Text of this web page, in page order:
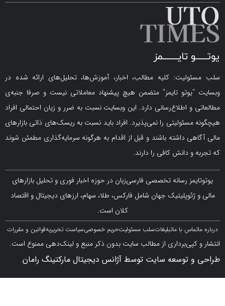
کلیه مطالب، اخبار، آموزش‌ها، تحلیل‌های ارائه شده در
تایمز” متضمن هیچ پیشنهاد معاملاتی نیست و صرفا جنبه‌ی
اطلاع‌رسانی دارد. این وبسایت نسبت به ضرر و زیان احتمالی افراد
را نمی‌پذیرد. افراد باید نسبت به ریسک‌های ذاتی بازارهای
داشته باشند و قبل از اقدام به هرگونه سرمایه‌گذاری مطمئن شوند
دانش کافی را دارند.
رسانه تخصصی فارسی‌زبان در حوزه اخبار فوری و تحلیل بازارهای
جهان شامل فارکس، طلا، سهام، ارزهای دیجیتال و اقتصاد
با ما تبلیغاتسلب مسئولیتحریم خصوصیسیاست تحریریهقوانین و مقررات
از مطالب سایت بدون ذکر منبع و لینک‌دهی ممنوع است.
سایت توسط آژانس دیجیتال مارکتینگ رامان